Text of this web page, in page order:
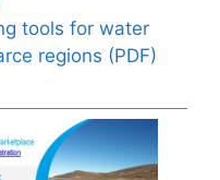
tools for water
regions (PDF)